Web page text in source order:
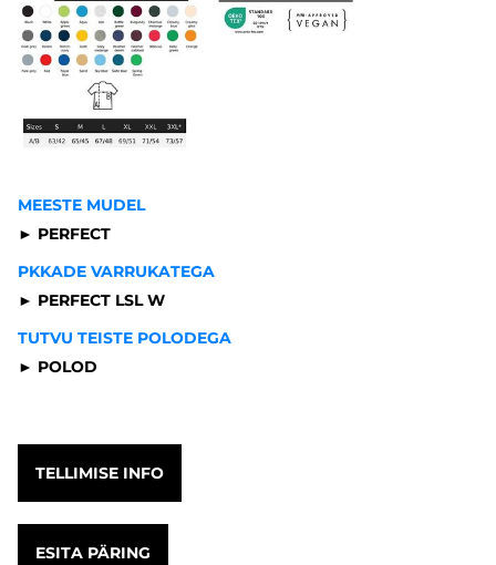
MEESTE MUDEL
► PERFECT
PKKADE VARRUKATEGA
► PERFECT LSL W
TUTVU TEISTE POLODEGA
► POLOD
TELLIMISE INFO
ESITA PÄRING